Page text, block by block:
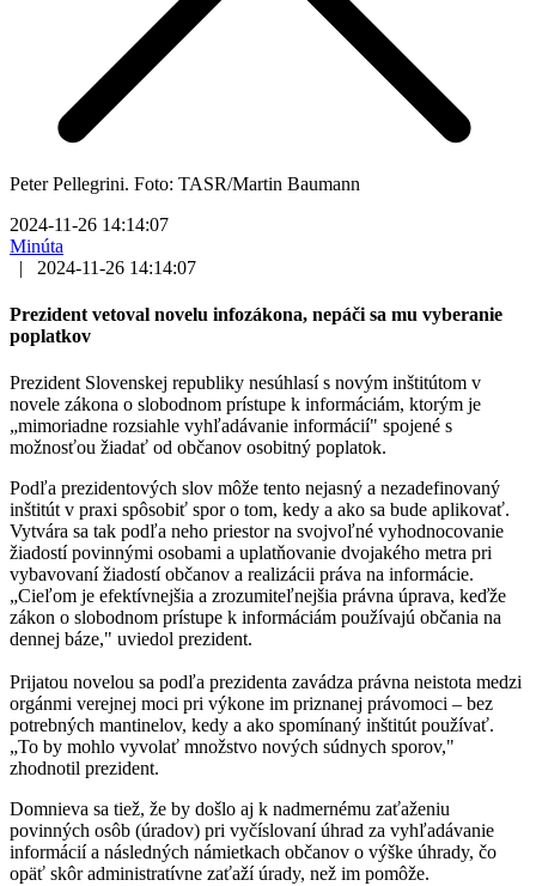
Peter Pellegrini. Foto: TASR/Martin Baumann
2024-11-26 14:14:07
Minúta
|
2024-11-26 14:14:07
Prezident vetoval novelu infozákona, nepáči sa mu vyberanie
poplatkov
Prezident Slovenskej republiky nesúhlasí s novým inštitútom v
novele zákona o slobodnom prístupe k informáciám, ktorým je
„mimoriadne rozsiahle vyhľadávanie informácií" spojené s
možnosťou žiadať od občanov osobitný poplatok.
Podľa prezidentových slov môže tento nejasný a nezadefinovaný
inštitút v praxi spôsobiť spor o tom, kedy a ako sa bude aplikovať.
Vytvára sa tak podľa neho priestor na svojvoľné vyhodnocovanie
žiadostí povinnými osobami a uplatňovanie dvojakého metra pri
vybavovaní žiadostí občanov a realizácii práva na informácie.
„Cieľom je efektívnejšia a zrozumiteľnejšia právna úprava, keďže
zákon o slobodnom prístupe k informáciám používajú občania na
dennej báze," uviedol prezident.
Prijatou novelou sa podľa prezidenta zavádza právna neistota medzi
orgánmi verejnej moci pri výkone im priznanej právomoci – bez
potrebných mantinelov, kedy a ako spomínaný inštitút používať.
„To by mohlo vyvolať množstvo nových súdnych sporov,"
zhodnotil prezident.
Domnieva sa tiež, že by došlo aj k nadmernému zaťaženiu
povinných osôb (úradov) pri vyčíslovaní úhrad za vyhľadávanie
informácií a následných námietkach občanov o výške úhrady, čo
opäť skôr administratívne zaťaží úrady, než im pomôže.